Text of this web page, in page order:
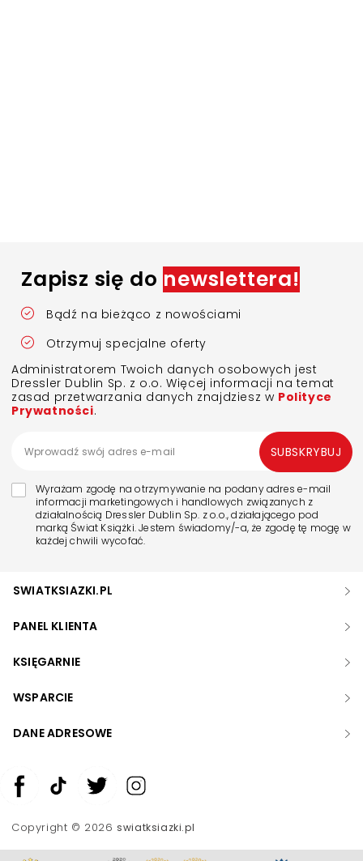
Zapisz się do newslettera!
Bądź na bieżąco z nowościami
Otrzymuj specjalne oferty
Administratorem Twoich danych osobowych jest
Dressler Dublin Sp. z o.o. Więcej informacji na temat
zasad przetwarzania danych znajdziesz w Polityce
Prywatności.
Wyrażam zgodę na otrzymywanie na podany adres e-mail
informacji marketingowych i handlowych związanych z
działalnością Dressler Dublin Sp. z o.o., działającego pod
marką Świat Książki. Jestem świadomy/-a, że zgodę tę mogę w
każdej chwili wycofać.
SUBSKRYBUJ
SWIATKSIAZKI.PL
PANEL KLIENTA
KSIĘGARNIE
WSPARCIE
DANE ADRESOWE
Copyright © 2026swiatksiazki.pl
Zwiększ rozmiar czcionki